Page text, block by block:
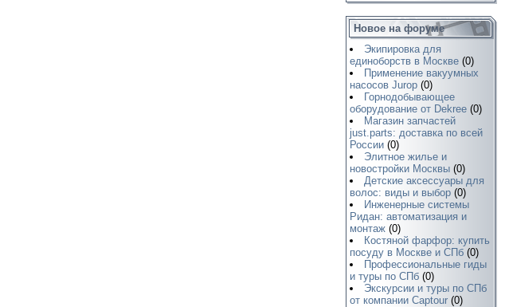
Новое на форуме
Экипировка для
единоборств в Москве (0)
Применение вакуумных
насосов Jurop (0)
Горнодобывающее
оборудование от Dekree (0)
Магазин запчастей
just.parts: доставка по всей
России (0)
Элитное жилье и
новостройки Москвы (0)
Детские аксессуары для
волос: виды и выбор (0)
Инженерные системы
Ридан: автоматизация и
монтаж (0)
Костяной фарфор: купить
посуду в Москве и СПб (0)
Профессиональные гиды
и туры по СПб (0)
Экскурсии и туры по СПб
от компании Captour (0)